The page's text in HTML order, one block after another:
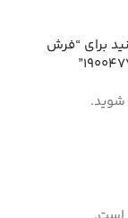
برای “فرش
شوید.